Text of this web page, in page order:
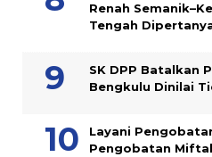
Renah
Tengah
SK DPP Batalkan
Bengkulu Dinilai
Layani
Pengobatan